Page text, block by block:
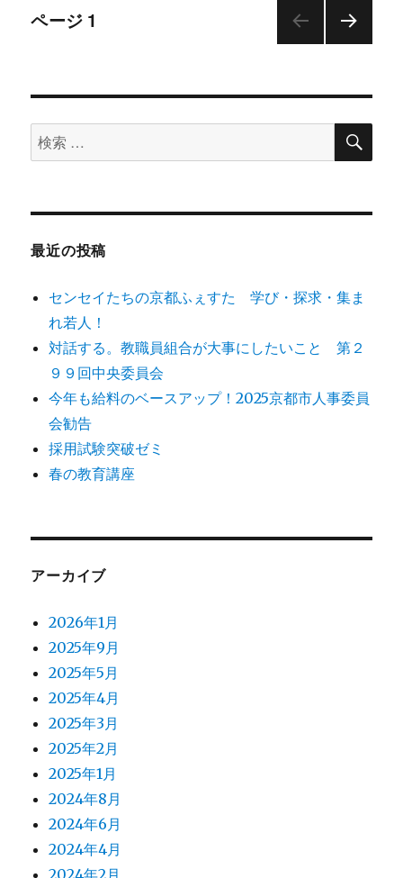
投
ナ
ビ
ー
シ
ョ
ン
ページ 1
検
索
象:
検
最近の投稿
センセイたちの京都ふぇすた 学び・探求・集ま
れ若人！
対話する。教職員組合が大事にしたいこと 第２
９９回中央委員会
今年も給料のベースアップ！2025京都市人事委員
会勧告
採用試験突破ゼミ
春の教育講座
アーカイブ
2026年1月
2025年9月
2025年5月
2025年4月
2025年3月
2025年2月
2025年1月
2024年8月
2024年6月
2024年4月
2024年2月